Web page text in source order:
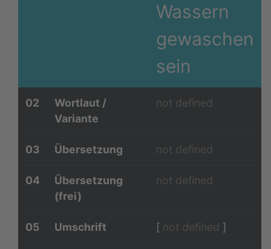
Wassern
gewaschen
sein
02
Wortlaut /
Variante
not defined
03 Übersetzung not defined
04
Übersetzung
(frei)
not defined
05 Umschrift [ not defined ]